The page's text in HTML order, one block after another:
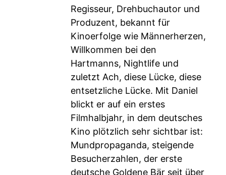
Regisseur, Drehbuchautor und
Produzent, bekannt für
Kinoerfolge wie Männerherzen,
Willkommen bei den
Hartmanns, Nightlife und
zuletzt Ach, diese Lücke, diese
entsetzliche Lücke. Mit Daniel
blickt er auf ein erstes
Filmhalbjahr, in dem deutsches
Kino plötzlich sehr sichtbar ist:
Mundpropaganda, steigende
Besucherzahlen, der erste
deutsche Goldene Bär seit über